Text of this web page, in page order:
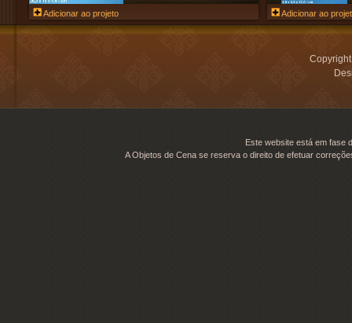
Adicionar ao projeto Adicionar ao
Este website está em fase
A Objetos de Cena se reserva o direito de efetuar